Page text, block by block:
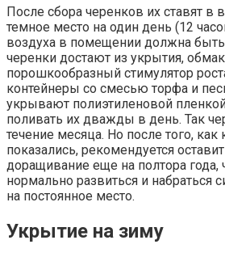
После сбора черенков их ставят в
темное место на один день (12
воздуха в помещении должна быть
черенки достают из укрытия,
порошкообразный стимулятор
контейнеры со смесью торфа и
укрывают полиэтиленовой
поливать их дважды в день. Так
течение месяца. Но после того, как
показались, рекомендуется
доращивание еще на полтора года,
нормально развиться и набраться
на постоянное место.
Укрытие на зиму